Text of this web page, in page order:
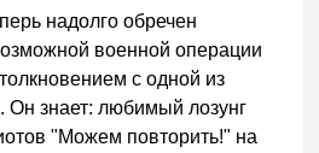
надолго обречен
военной операции
с одной из
знает: любимый лозунг
"Можем повторить!" на